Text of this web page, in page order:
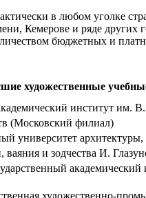
в любом уголке
Кемерове и ряде
бюджетных и
художественные
институт им.
(Московский филиал)
университет архитектуры,
и зодчества И.
художественно-